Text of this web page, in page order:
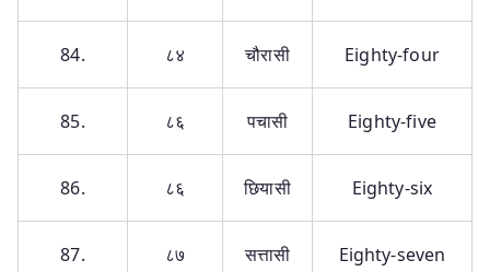
84. ८४ चौरासी Eighty-four
85. ८६ पचासी Eighty-five
86. ८६ छियासी Eighty-six
87. ८७ सत्तासी Eighty-seven